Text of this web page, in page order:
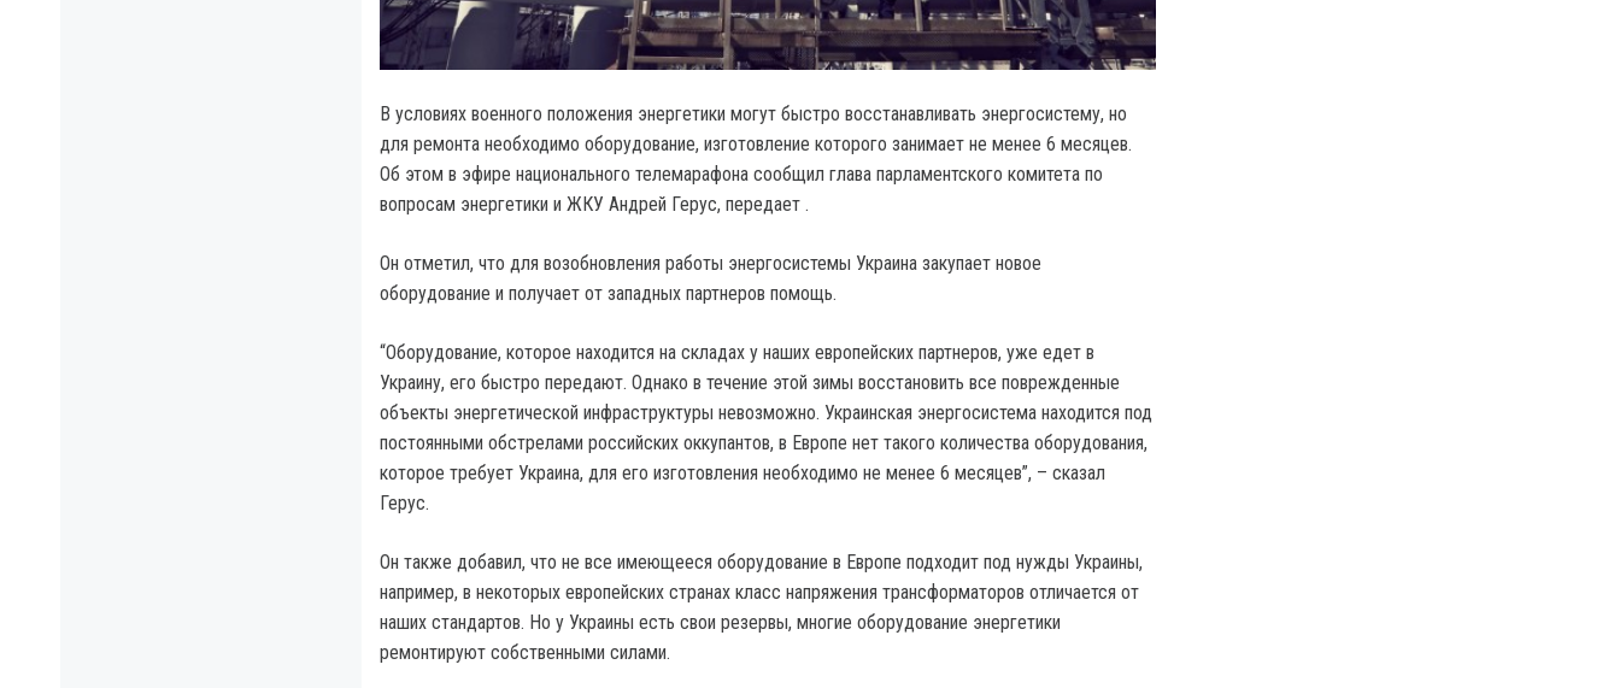
В условиях военного положения энергетики могут быстро восстанавливать энергосистему, но
для ремонта необходимо оборудование, изготовление которого занимает не менее 6 месяцев.
Об этом в эфире национального телемарафона сообщил глава парламентского комитета по
вопросам энергетики и ЖКУ Андрей Герус, передает .
Он отметил, что для возобновления работы энергосистемы Украина закупает новое
оборудование и получает от западных партнеров помощь.
“Оборудование, которое находится на складах у наших европейских партнеров, уже едет в
Украину, его быстро передают. Однако в течение этой зимы восстановить все поврежденные
объекты энергетической инфраструктуры невозможно. Украинская энергосистема находится под
постоянными обстрелами российских оккупантов, в Европе нет такого количества оборудования,
которое требует Украина, для его изготовления необходимо не менее 6 месяцев”, – сказал
Герус.
Он также добавил, что не все имеющееся оборудование в Европе подходит под нужды Украины,
например, в некоторых европейских странах класс напряжения трансформаторов отличается от
наших стандартов. Но у Украины есть свои резервы, многие оборудование энергетики
ремонтируют собственными силами.